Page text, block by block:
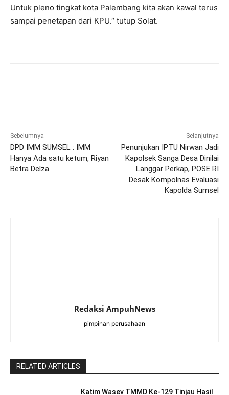
Untuk pleno tingkat kota Palembang kita akan kawal terus
sampai penetapan dari KPU.“ tutup Solat.
Sebelumnya
DPD IMM SUMSEL : IMM
Hanya Ada satu ketum, Riyan
Betra Delza
Selanjutnya
Penunjukan IPTU Nirwan Jadi
Kapolsek Sanga Desa Dinilai
Langgar Perkap, POSE RI
Desak Kompolnas Evaluasi
Kapolda Sumsel
Redaksi AmpuhNews
pimpinan perusahaan
RELATED ARTICLES
Katim Wasev TMMD Ke-129 Tinjau Hasil